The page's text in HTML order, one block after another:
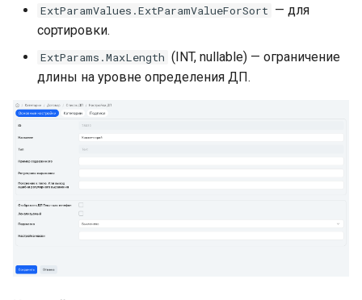
ExtParamValues.ExtParamValueForSort — для
сортировки.
ExtParams.MaxLength (INT, nullable) — ограничение
длины на уровне определения ДП.